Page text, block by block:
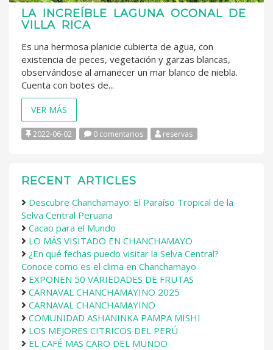
LA INCREÍBLE LAGUNA OCONAL DE
VILLA RICA
Es una hermosa planicie cubierta de agua, con
existencia de peces, vegetación y garzas blancas,
observándose al amanecer un mar blanco de niebla.
Cuenta con botes de...
VER MÁS
2022-06-02 0 comentarios reservas
RECENT ARTICLES
Descubre Chanchamayo: El Paraíso Tropical de la
Selva Central Peruana
Cacao para el Mundo
LO MÁS VISITADO EN CHANCHAMAYO
¿En qué fechas puedo visitar la Selva Central?
Conoce como es el clima en Chanchamayo
EXPONEN 50 VARIEDADES DE FRUTAS
CARNAVAL CHANCHAMAYINO 2025
CARNAVAL CHANCHAMAYINO
COMUNIDAD ASHANINKA PAMPA MISHI
LOS MEJORES CITRICOS DEL PERÚ
EL CAFÉ MAS CARO DEL MUNDO